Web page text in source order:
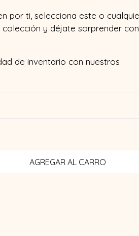
por ti, selecciona este o
y déjate sorprender con
de inventario con nuestros